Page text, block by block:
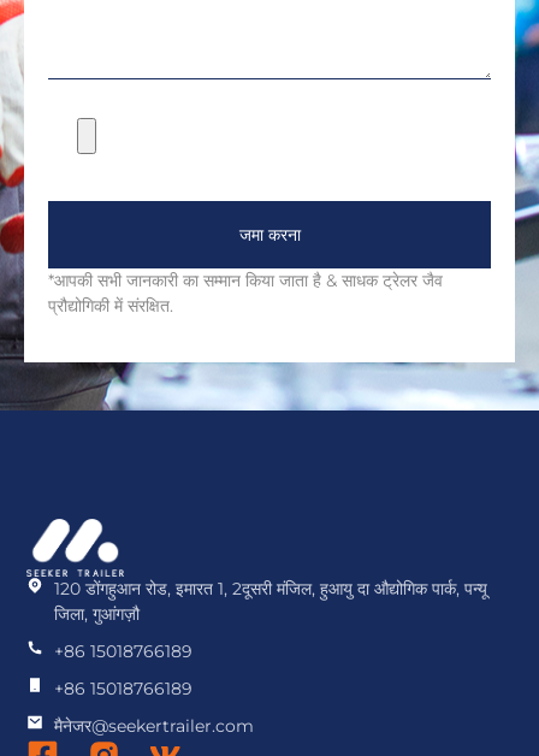
जमा करना
*आपकी सभी जानकारी का सम्मान किया जाता है & साधक ट्रेलर जैव
प्रौद्योगिकी में संरक्षित.
120 डोंगहुआन रोड, इमारत 1, 2दूसरी मंजिल, हुआयु दा औद्योगिक पार्क, पन्यू
जिला, गुआंगज़ौ
+86 15018766189
+86 15018766189
मैनेजर@seekertrailer.com